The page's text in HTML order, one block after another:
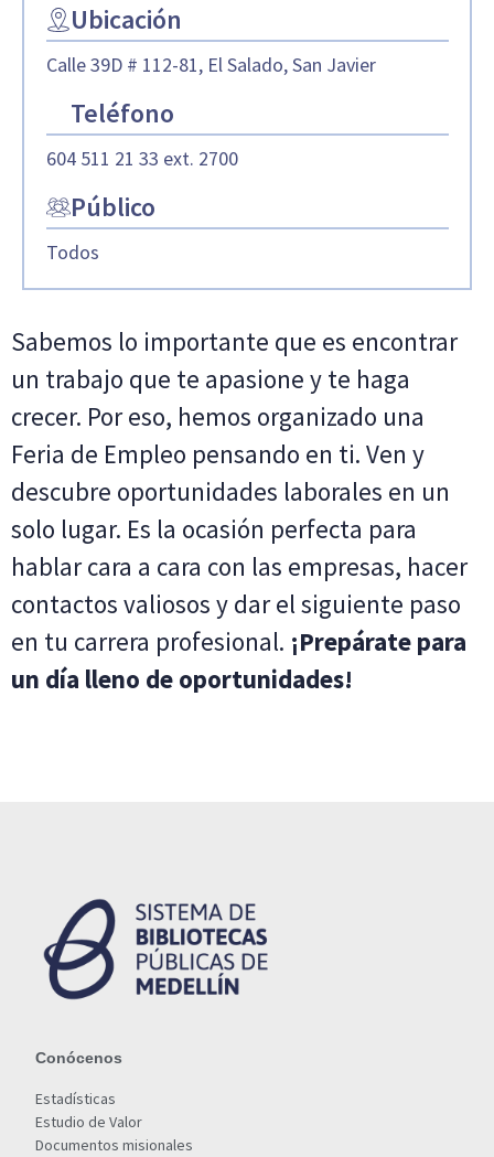
Ubicación
Calle 39D # 112-81, El Salado, San Javier
Teléfono
604 511 21 33 ext. 2700
Público
Todos
Sabemos lo importante que es encontrar
un trabajo que te apasione y te haga
crecer. Por eso, hemos organizado una
Feria de Empleo pensando en ti. Ven y
descubre oportunidades laborales en un
solo lugar. Es la ocasión perfecta para
hablar cara a cara con las empresas, hacer
contactos valiosos y dar el siguiente paso
en tu carrera profesional. ¡Prepárate para
un día lleno de oportunidades!
Conócenos
Estadísticas
Estudio de Valor
Documentos misionales